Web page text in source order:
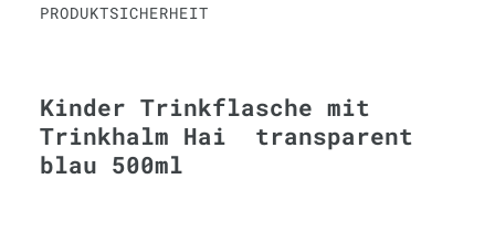
PRODUKTSICHERHEIT
Kinder Trinkflasche mit
Trinkhalm Hai transparent
blau 500ml